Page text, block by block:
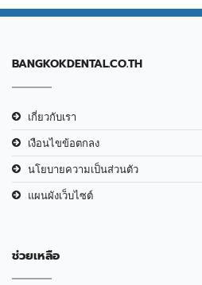
BANGKOKDENTAL.CO.TH
เกี่ยวกับเรา
เงือนไขข้อตกลง
นโยบายความเป็นส่วนตัว
แผนผังเว็บไซต์
ช่วยเหลือ